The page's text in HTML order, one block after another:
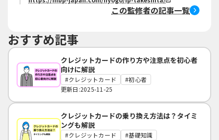
この監修者の記事一覧
おすすめ記事
クレジットカードの作り方や注意点を初心者
向けに解説
クレジットカード
初心者
更新日:2025-11-25
クレジットカードの乗り換え方法は？タイミ
ングも解説
クレジットカード
基礎知識